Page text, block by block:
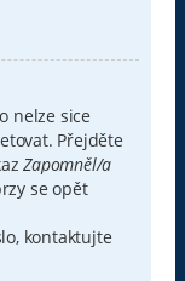
nelze sice
Přejděte
Zapomněl/a
se opět
kontaktujte